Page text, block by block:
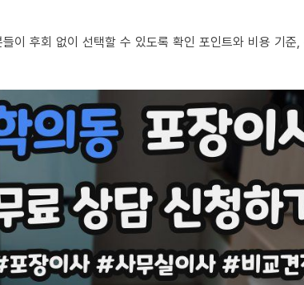
이 후회 없이 선택할 수 있도록 확인 포인트와 비용 기준